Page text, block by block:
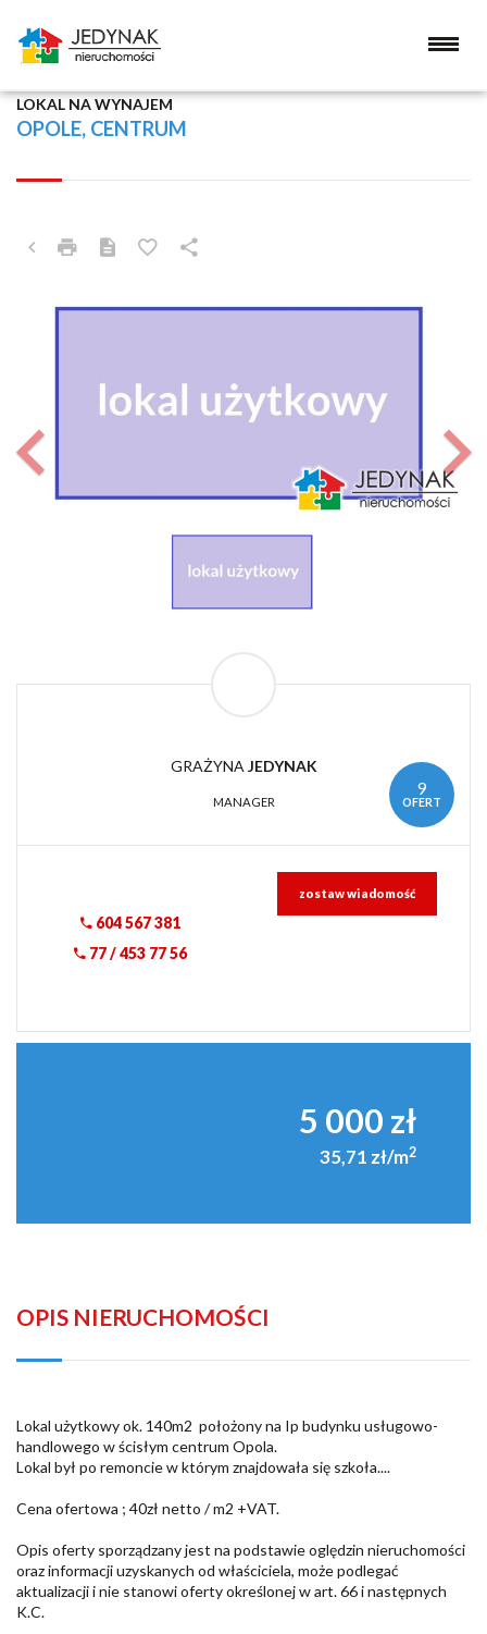
OPOLE, CENTRUM
LOKAL NA WYNAJEM
9
OFERT
GRAŻYNA JEDYNAK
MANAGER
604 567 381
77 / 453 77 56
zostaw wiadomość
5 000 zł
35,71 zł/m2
OPIS NIERUCHOMOŚCI
Lokal użytkowy ok. 140m2 położony na Ip budynku usługowo-
handlowego w ścisłym centrum Opola.
Lokal był po remoncie w którym znajdowała się szkoła....
Cena ofertowa ; 40zł netto / m2 +VAT.
Opis oferty sporządzany jest na podstawie oględzin nieruchomości
oraz informacji uzyskanych od właściciela, może podlegać
aktualizacji i nie stanowi oferty określonej w art. 66 i następnych
K.C.